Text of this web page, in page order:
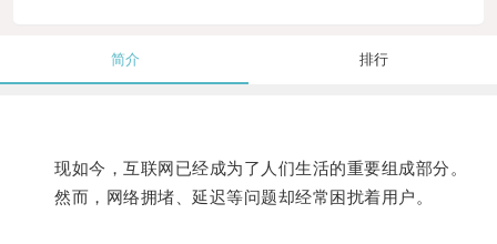
简介 排行
现如今，互联网已经成为了人们生活的重要组成部分。
然而，网络拥堵、延迟等问题却经常困扰着用户。